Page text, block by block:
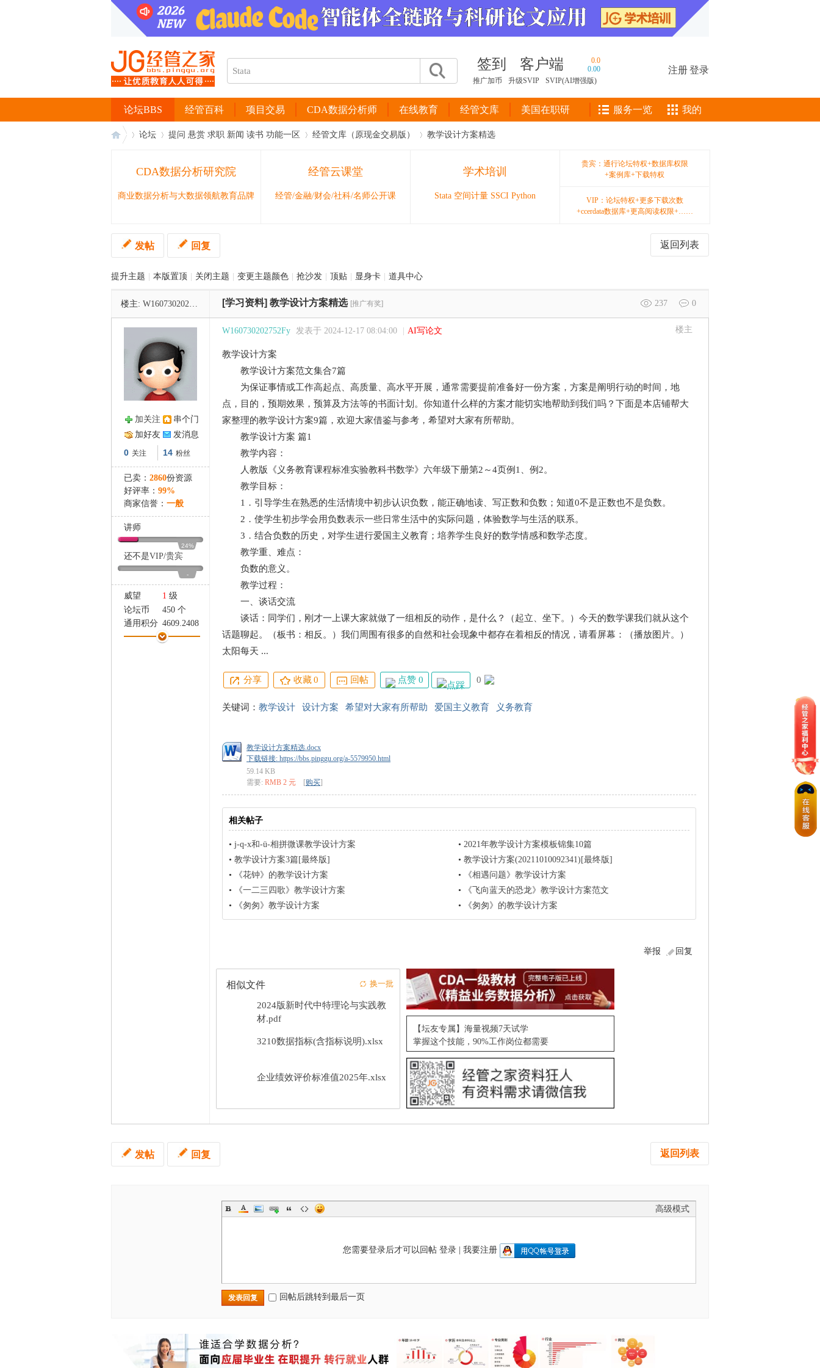
签到 客户端
0.0
0.00
推广加币
升级SVIP SVIP(AI增强版)
注册登录
经管百科 项目交易 CDA数据分析师 在线教育 经管文库 美国在职研
论坛BBS 服务一览 我的
论坛 提问 悬赏 求职 新闻 读书 功能一区 经管文库（原现金交易版） 教学设计方案精选
CDA数据分析研究院
商业数据分析与大数据领航教育品牌
经管云课堂
经管/金融/财会/社科/名师公开课
学术培训
Stata 空间计量 SSCI Python
贵宾：通行论坛特权+数据库权限
+案例库+下载特权
VIP：论坛特权+更多下载次数
+ccerdata数据库+更高阅读权限+……
返回列表
发帖 回复
提升主题 本版置顶 关闭主题 变更主题颜色 抢沙发 顶贴 显身卡 道具中心
楼主: W160730202752Fy 237 0
[学习资料] 教学设计方案精选 [推广有奖]
加关注
串个门
加好友
发消息
0 关注 14 粉丝
已卖： 2860份资源
好评率： 99%
商家信誉： 一般
讲师
24%
还不是VIP/贵宾
-
威望 1 级
论坛币
450 个
通用积分 4609.2408
学术水平
111 点
楼主
W160730202752Fy 发表于 2024-12-17 08:04:00 AI写论文
教学设计方案
教学设计方案范文集合7篇
为保证事情或工作高起点、高质量、高水平开展，通常需要提前准备好一份方案，方案是阐明行动的时间，地
点，目的，预期效果，预算及方法等的书面计划。你知道什么样的方案才能切实地帮助到我们吗？下面是本店铺帮大
家整理的教学设计方案9篇，欢迎大家借鉴与参考，希望对大家有所帮助。
教学设计方案 篇1
教学内容：
人教版《义务教育课程标准实验教科书数学》六年级下册第2～4页例1、例2。
教学目标：
1．引导学生在熟悉的生活情境中初步认识负数，能正确地读、写正数和负数；知道0不是正数也不是负数。
2．使学生初步学会用负数表示一些日常生活中的实际问题，体验数学与生活的联系。
3．结合负数的历史，对学生进行爱国主义教育；培养学生良好的数学情感和数学态度。
教学重、难点：
负数的意义。
教学过程：
一、谈话交流
谈话：同学们，刚才一上课大家就做了一组相反的动作，是什么？（起立、坐下。）今天的数学课我们就从这个
话题聊起。（板书：相反。）我们周围有很多的自然和社会现象中都存在着相反的情况，请看屏幕：（播放图片。）
太阳每天 ...
分享 收藏0 回帖 点赞 0 0
关键词： 教学设计 设计方案 希望对大家有所帮助 爱国主义教育 义务教育
教学设计方案精选.docx
下载链接: https://bbs.pinggu.org/a-5579950.html
59.14 KB
需要: RMB 2 元 [购买]
相关帖子
• j-q-x和-ü-相拼微课教学设计方案 • 2021年教学设计方案模板锦集10篇
• 教学设计方案3篇[最终版] • 教学设计方案(20211010092341)[最终版]
•
《花钟》的教学设计方案 •
《相遇问题》教学设计方案
•
《一二三四歌》教学设计方案 •
《飞向蓝天的恐龙》教学设计方案范文
•
《匆匆》教学设计方案 • 《匆匆》的教学设计方案
回复
举报
相似文件 换一批
2024版新时代中特理论与实践教
材.pdf
3210数据指标(含指标说明).xlsx
企业绩效评价标准值2025年.xlsx
【坛友专属】海量视频7天试学
掌握这个技能，90%工作岗位都需要
返回列表
发帖 回复
高级模式
您需要登录后才可以回帖 登录| 我要注册
发表回复 回帖后跳转到最后一页